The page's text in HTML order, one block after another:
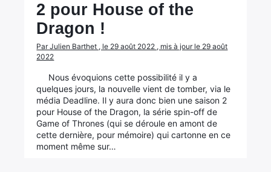
2 pour House of the
Dragon !
Par Julien Barthet , le 29 août 2022 , mis à jour le 29 août
2022
Nous évoquions cette possibilité il y a
quelques jours, la nouvelle vient de tomber, via le
média Deadline. Il y aura donc bien une saison 2
pour House of the Dragon, la série spin-off de
Game of Thrones (qui se déroule en amont de
cette dernière, pour mémoire) qui cartonne en ce
moment même sur…